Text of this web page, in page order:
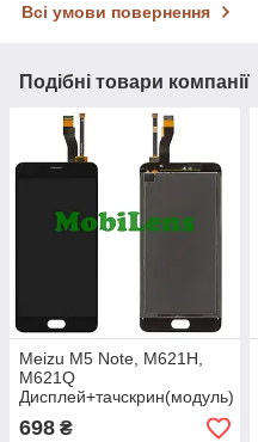
Всі умови повернення
Подібні товари компанії
Meizu M5 Note, M621H,
M621Q
Дисплей+тачскрин(модуль)
698 ₴